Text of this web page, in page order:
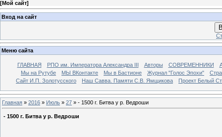
[Мой сайт]
Вход на сайт
Меню сайта
ГЛАВНАЯ РПО им. Императора Александра III Авторы СОВРЕМЕННИКИ
Мы на Рутубе
МЫ ВКонтакте Мы в Бастионе Журнал "Голос Эпохи"
Сайт И.П. Золотусского
Наш Савва. Памяти С.В. Ямщикова Проект Белый
Главная » 2016 » Июль » 27 » - 1500 г. Битва у р. Ведроши
- 1500 г. Битва у р. Ведроши